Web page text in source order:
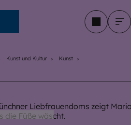
Kunst und Kultur
Kunst
EOM / HA Kunst